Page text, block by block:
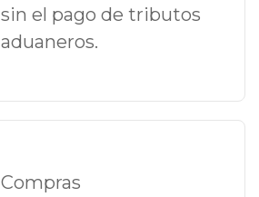
sin el pago de tributos
aduaneros.
Compras